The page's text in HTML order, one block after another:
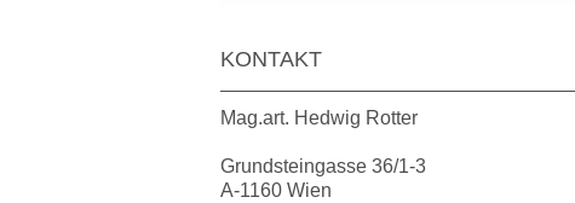
KONTAKT
Mag.art. Hedwig Rotter
Grundsteingasse 36/1-3
A-1160 Wien